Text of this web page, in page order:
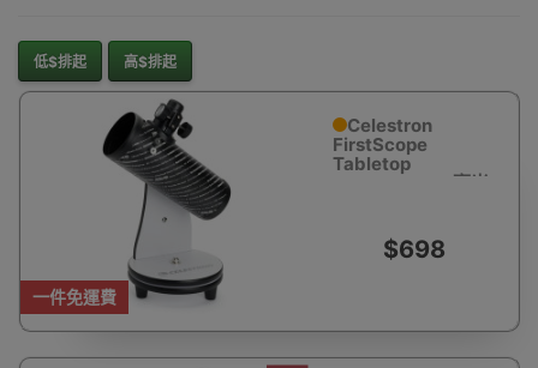
低$排起 高$排起
一件免運費
Celestron
FirstScope
Tabletop
Telescope 76 毫米
$698